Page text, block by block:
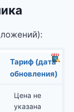
Тариф (дата
обновления)
Цена не
указана